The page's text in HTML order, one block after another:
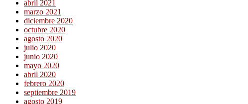
abril 2021
marzo 2021
diciembre 2020
octubre 2020
agosto 2020
julio 2020
junio 2020
mayo 2020
abril 2020
febrero 2020
septiembre 2019
agosto 2019